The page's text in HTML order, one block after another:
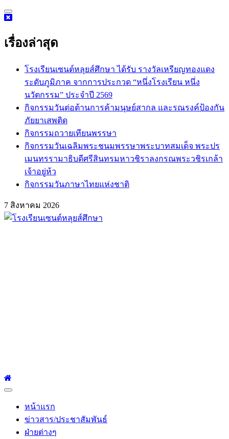
Skip
to
เรื่องล่าสุด
โรงเรียนเซนต์หลุยส์ศึกษา ได้รับ รางวัลเหรียญทองแดง
ระดับภูมิภาค จากการประกวด “หนึ่งโรงเรียน หนึ่ง
นวัตกรรม” ประจำปี 2569
กิจกรรม​วันต่อต้านการค้ามนุษย์สากล และรณรงค์ป้องกัน
ภัยยาเสพติด
กิจกรรมถวายเทียนพรรษา
กิจกรรมวันเฉลิมพระชนมพรรษาพระบาทสมเด็จ พระปร
เมนทรรามาธิบดีศรีสินทรมหาวชิราลงกรณพระวชิรเกล้า
เจ้าอยู่ห้ว
กิจกรรมวันภาษาไทยแห่งชาติ
7 สิงหาคม 2026
Primary
หน้าแรก
ข่าวสาร/ประชาสัมพันธ์
ฝ่ายต่างๆ